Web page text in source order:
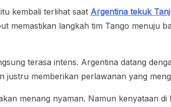
kembali terlihat saat Argentina tekuk
memastikan langkah tim Tango menuju
terasa intens. Argentina datang
justru memberikan perlawanan yang
menang nyaman. Namun kenyataan